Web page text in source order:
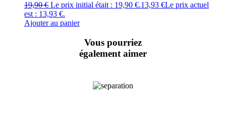
19,90€ Le prix initial était : 19,90 €.13,93 €Le prix actuel
est : 13,93 €.
Ajouter au panier
Vous pourriez
également aimer